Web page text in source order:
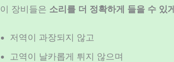
이 장비들은 소리를 더 정확하게 들을 수 있게
저역이 과장되지 않고
고역이 날카롭게 튀지 않으며